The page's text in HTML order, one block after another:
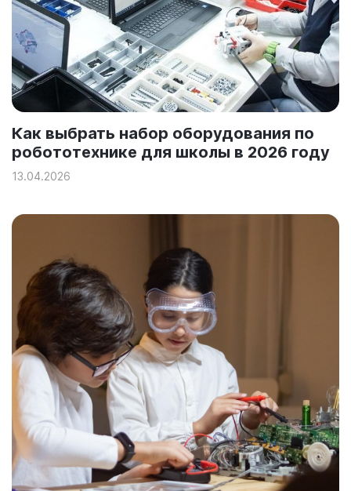
Как выбрать набор оборудования по
робототехнике для школы в 2026 году
13.04.2026